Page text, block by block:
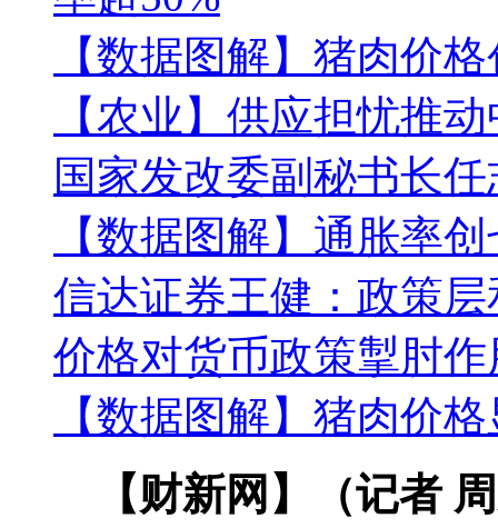
【数据图解】猪肉价
【农业】供应担忧推
国家发改委副秘书长
【数据图解】通胀率
信达证券王健：政策
价格对货币政策掣肘
【数据图解】猪肉价
【财新网】（记者